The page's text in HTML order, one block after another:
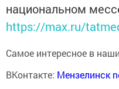
национальном
https://max.ru/
Самое интересное в
ВКонтакте: Мензелинск